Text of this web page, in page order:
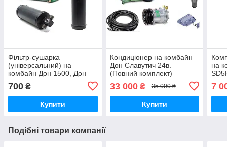
Фільтр-сушарка
(універсальний) на
комбайн Дон 1500, Дон
700 ₴
Купити
Кондиціонер на комбайн
Дон Славутич 24в.
(Повний комплект)
33 000₴ 35 000 ₴
Купити
на
7
Подібні товари компанії